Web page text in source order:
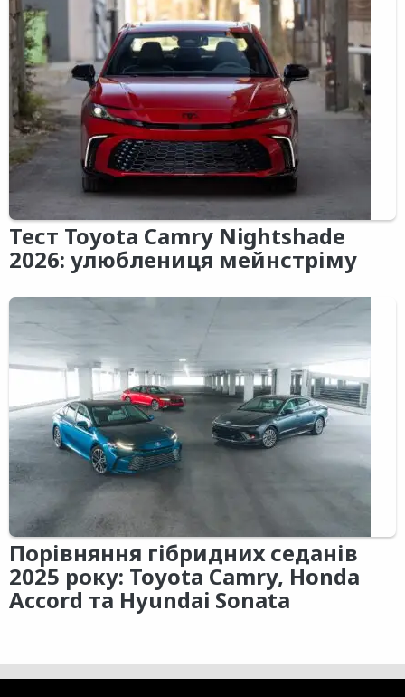
Тест Toyota Camry Nightshade
2026: улюблениця мейнстріму
Порівняння гібридних седанів
2025 року: Toyota Camry, Honda
Accord та Hyundai Sonata